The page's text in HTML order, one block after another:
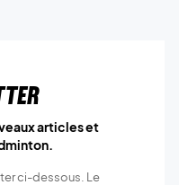
articles et
ci-dessous. Le